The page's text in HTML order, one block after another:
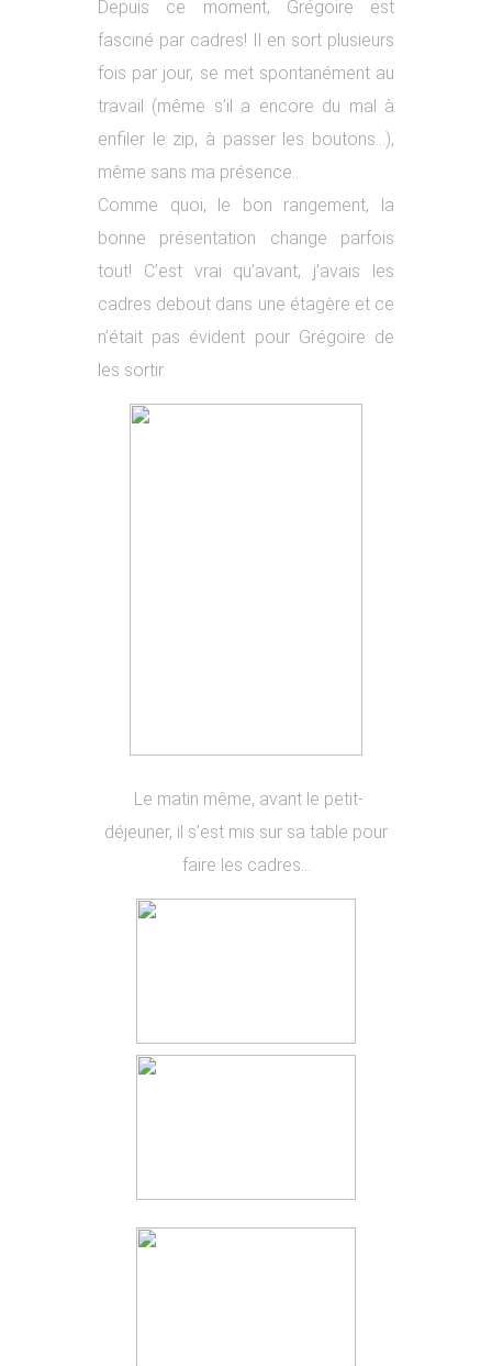
Depuis ce moment, Grégoire est
fasciné par cadres! Il en sort plusieurs
fois par jour, se met spontanément au
travail (même s’il a encore du mal à
enfiler le zip, à passer les boutons…),
même sans ma présence…
Comme quoi, le bon rangement, la
bonne présentation change parfois
tout! C’est vrai qu’avant, j’avais les
cadres debout dans une étagère et ce
n’était pas évident pour Grégoire de
les sortir.
Le matin même, avant le petit-
déjeuner, il s’est mis sur sa table pour
faire les cadres…